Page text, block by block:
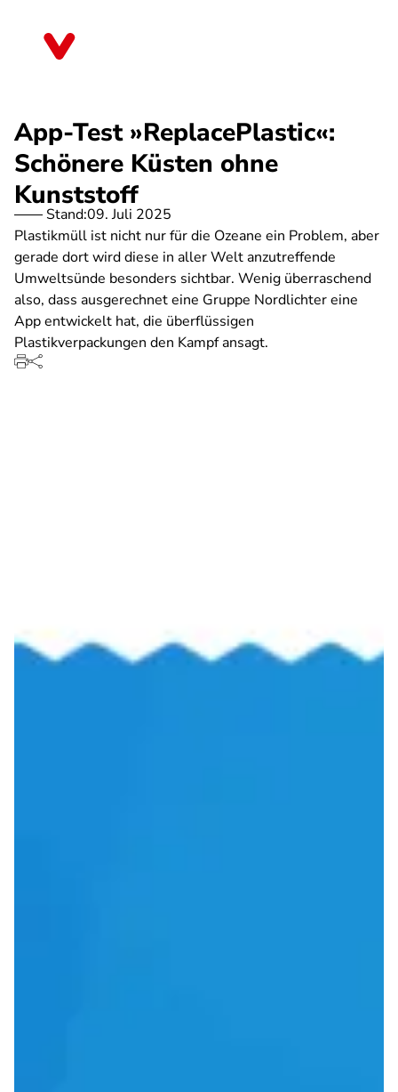
App-Test »ReplacePlastic«:
Schönere Küsten ohne
Kunststoff
Stand:09. Juli 2025
Plastikmüll ist nicht nur für die Ozeane ein Problem, aber
gerade dort wird diese in aller Welt anzutreffende
Umweltsünde besonders sichtbar. Wenig überraschend
also, dass ausgerechnet eine Gruppe Nordlichter eine
App entwickelt hat, die überflüssigen
Plastikverpackungen den Kampf ansagt.